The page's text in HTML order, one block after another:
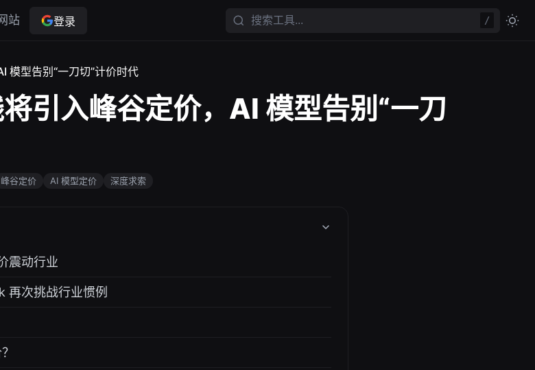
站 登录 /
模型告别“一刀切”计价时代
引入峰谷定价，AI 模型告别“一刀
峰谷定价 AI 模型定价 深度求索
震动行业
再次挑战行业惯例